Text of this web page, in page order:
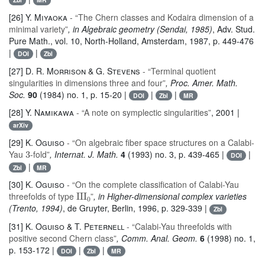
[26] Y. Miyaoka - “The Chern classes and Kodaira dimension of a
minimal variety”, in Algebraic geometry (Sendai, 1985), Adv. Stud.
Pure Math., vol. 10, North-Holland, Amsterdam, 1987, p. 449-476
|
DOI | Zbl
[27] D. R. Morrison & G. Stevens - “Terminal quotient
singularities in dimensions three and four”, Proc. Amer. Math.
Soc. 90 (1984) no. 1, p. 15-20 | DOI | Zbl | MR
[28] Y. Namikawa - “A note on symplectic singularities”, 2001 |
arXiv
[29] K. Oguiso - “On algebraic fiber space structures on a Calabi-
Yau 3-fold”, Internat. J. Math. 4 (1993) no. 3, p. 439-465 | DOI |
Zbl | MR
[30] K. Oguiso - “On the complete classification of Calabi-Yau
threefolds of type III0”, in Higher-dimensional complex varieties
(Trento, 1994), de Gruyter, Berlin, 1996, p. 329-339 | Zbl
[31] K. Oguiso & T. Peternell- “Calabi-Yau threefolds with
positive second Chern class”, Comm. Anal. Geom. 6 (1998) no. 1,
p. 153-172 |
DOI | Zbl | MR